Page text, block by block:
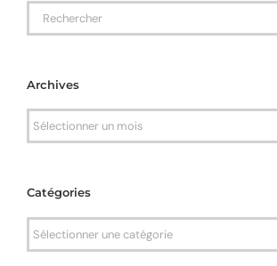
Rechercher
Archives
Archives
Catégories
Catégories